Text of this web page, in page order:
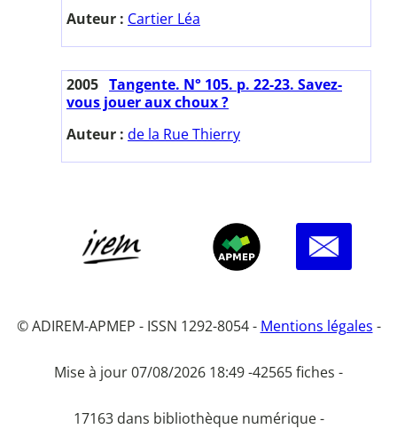
Auteur : Cartier Léa
2005 Tangente. N° 105. p. 22-23. Savez-
vous jouer aux choux ?
Auteur : de la Rue Thierry
© ADIREM-APMEP - ISSN 1292-8054 - Mentions légales -
Mise à jour 07/08/2026 18:49 -42565 fiches -
17163 dans bibliothèque numérique -